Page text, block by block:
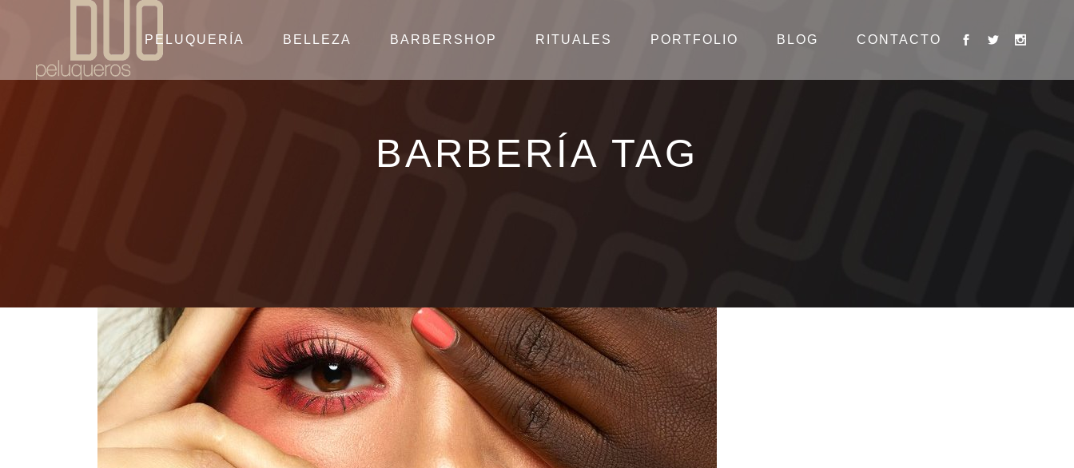
PELUQUERÍA BELLEZA BARBERSHOP RITUALES PORTFOLIO BLOG CONTACTO
BARBERÍA TAG